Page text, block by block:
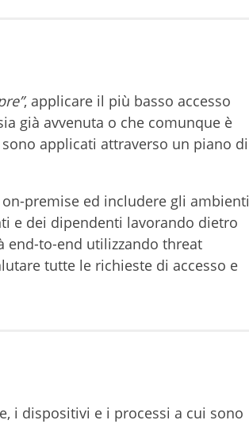
, applicare il più basso accesso
già avvenuta o che comunque è
applicati attraverso un piano di
premise ed includere gli ambienti
e dei dipendenti lavorando dietro
end-to-end utilizzando threat
tutte le richieste di accesso e
i dispositivi e i processi a cui sono